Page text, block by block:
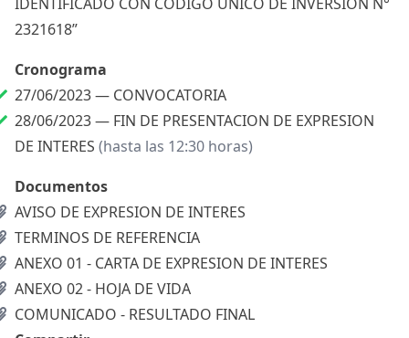
2321618”
Cronograma
27/06/2023 — CONVOCATORIA
28/06/2023 — FIN DE PRESENTACION DE EXPRESION
DE INTERES (hasta las 12:30 horas)
Documentos
AVISO DE EXPRESION DE INTERES
TERMINOS DE REFERENCIA
ANEXO 01 - CARTA DE EXPRESION DE INTERES
ANEXO 02 - HOJA DE VIDA
COMUNICADO - RESULTADO FINAL